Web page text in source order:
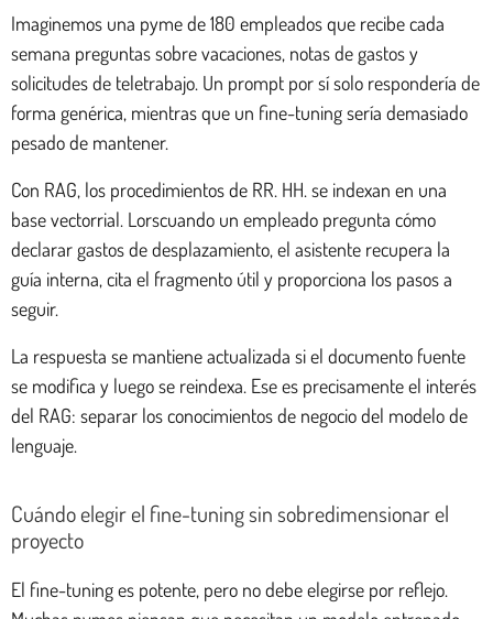
Imaginemos una pyme de 180 empleados que recibe cada
semana preguntas sobre vacaciones, notas de gastos y
solicitudes de teletrabajo. Un prompt por sí solo respondería de
forma genérica, mientras que un fine-tuning sería demasiado
pesado de mantener.
Con RAG, los procedimientos de RR. HH. se indexan en una
base vectorrial. Lorscuando un empleado pregunta cómo
declarar gastos de desplazamiento, el asistente recupera la
guía interna, cita el fragmento útil y proporciona los pasos a
seguir.
La respuesta se mantiene actualizada si el documento fuente
se modifica y luego se reindexa. Ese es precisamente el interés
del RAG: separar los conocimientos de negocio del modelo de
lenguaje.
Cuándo elegir el fine-tuning sin sobredimensionar el
proyecto
El fine-tuning es potente, pero no debe elegirse por reflejo.